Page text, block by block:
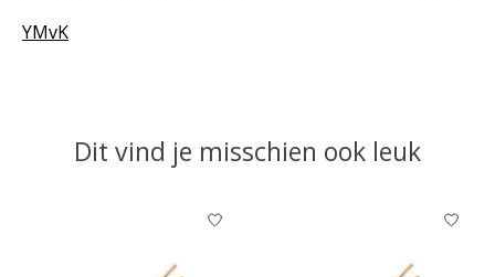
YMvK
Dit vind je misschien ook leuk
Items van productcarrousel